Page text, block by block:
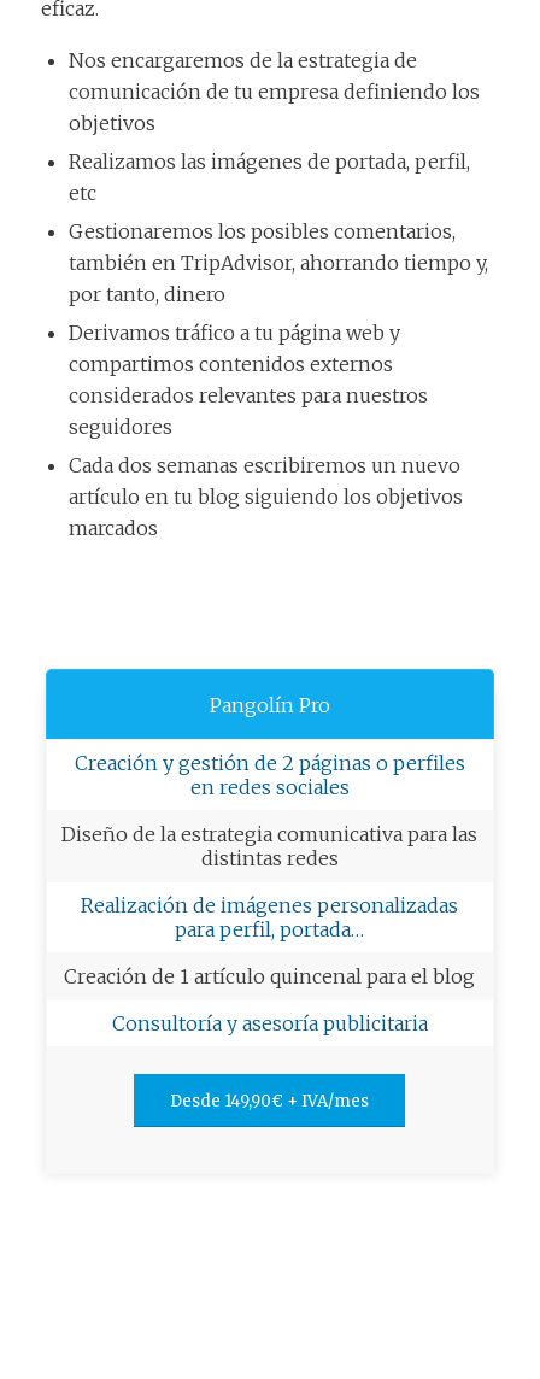
eficaz.
Nos encargaremos de la estrategia de
comunicación de tu empresa definiendo los
objetivos
Realizamos las imágenes de portada, perfil,
etc
Gestionaremos los posibles comentarios,
también en TripAdvisor, ahorrando tiempo y,
por tanto, dinero
Derivamos tráfico a tu página web y
compartimos contenidos externos
considerados relevantes para nuestros
seguidores
Cada dos semanas escribiremos un nuevo
artículo en tu blog siguiendo los objetivos
marcados
Pangolín Pro
Creación y gestión de 2 páginas o perfiles
en redes sociales
Diseño de la estrategia comunicativa para las
distintas redes
Realización de imágenes personalizadas
para perfil, portada…
Creación de 1 artículo quincenal para el blog
Consultoría y asesoría publicitaria
Desde 149,90€ + IVA/mes